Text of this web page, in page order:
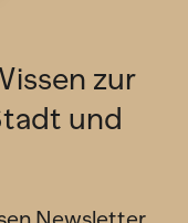
zur
und